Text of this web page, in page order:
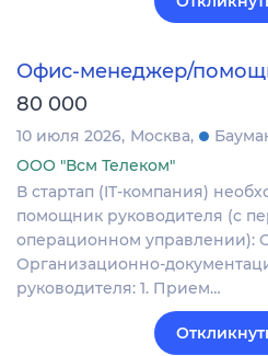
Офис-менеджер/
80 000
10 июля 2026 Москва
ООО "Всм Телеком"
В стартап (IT-компания)
помощник руководителя (с
операционном управлении):
Организационно-
руководителя: 1. Прием…